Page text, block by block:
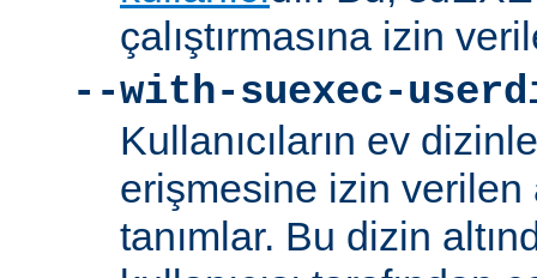
çalıştırmasına izin
--with-suexec-
Kullanıcıların ev
erişmesine izin
tanımlar. Bu dizin